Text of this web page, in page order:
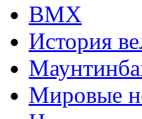
ВМХ
История
Мировые